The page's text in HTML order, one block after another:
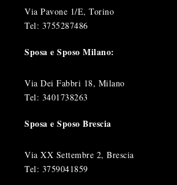
Via Pavone 1/E, Torino
Tel: 3755287486
Sposa e Sposo Milano:
Via Dei Fabbri 18, Milano
Tel: 3401738263
Sposa e Sposo Brescia
Via XX Settembre 2, Brescia
Tel: 3759041859